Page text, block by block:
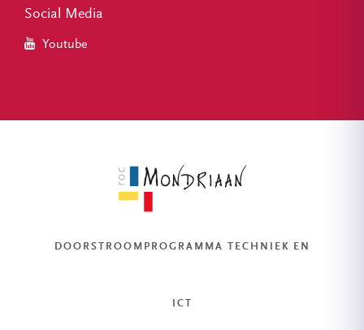
Social Media
Youtube
DOORSTROOMPROGRAMMA TECHNIEK EN
ICT